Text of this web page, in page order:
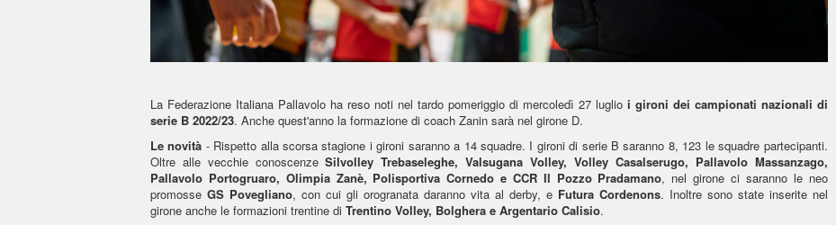
La Federazione Italiana Pallavolo ha reso noti nel tardo pomeriggio di mercoledì 27 luglio i gironi dei campionati nazionali di
serie B 2022/23. Anche quest'anno la formazione di coach Zanin sarà nel girone D.
Le novità - Rispetto alla scorsa stagione i gironi saranno a 14 squadre. I gironi di serie B saranno 8, 123 le squadre partecipanti.
Oltre alle vecchie conoscenzeSilvolley Trebaseleghe, Valsugana Volley, Volley Casalserugo, Pallavolo Massanzago,
Pallavolo Portogruaro, Olimpia Zanè, Polisportiva Cornedo e CCR Il Pozzo Pradamano, nel girone ci saranno le neo
promosse GS Povegliano, con cui gli orogranata daranno vita al derby, e Futura Cordenons. Inoltre sono state inserite nel
girone anche le formazioni trentine di Trentino Volley, Bolghera e Argentario Calisio.